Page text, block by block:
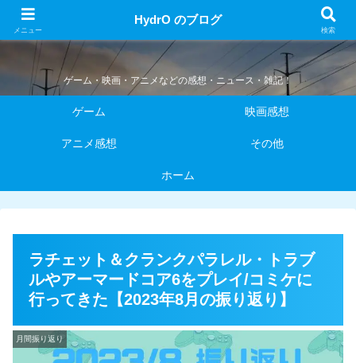
HydrO のブログ
ゲーム・映画・アニメなどの感想・ニュース・雑記！
ゲーム 映画感想
アニメ感想 その他
ホーム
ラチェット＆クランクパラレル・トラブ
ルやアーマードコア6をプレイ/コミケに
行ってきた【2023年8月の振り返り】
月間振り返り
メニュー
HydrO のブログ
検索